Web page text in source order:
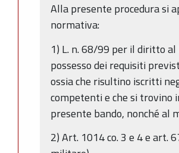
Alla presente procedura si
normativa:
1) L. n. 68/99 per il diritto
possesso dei requisiti
ossia che risultino iscritti
competenti e che si trovino
presente bando, nonché al
2) Art. 1014 co. 3 e 4 e art.